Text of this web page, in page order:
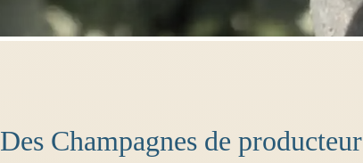
Des Champagnes de producteur